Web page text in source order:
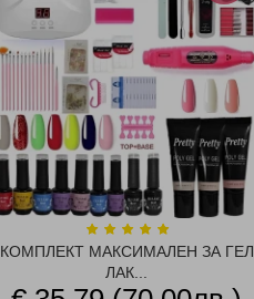
КОМПЛЕКТ МАКСИМАЛЕН ЗА ГЕЛ
ЛАК...